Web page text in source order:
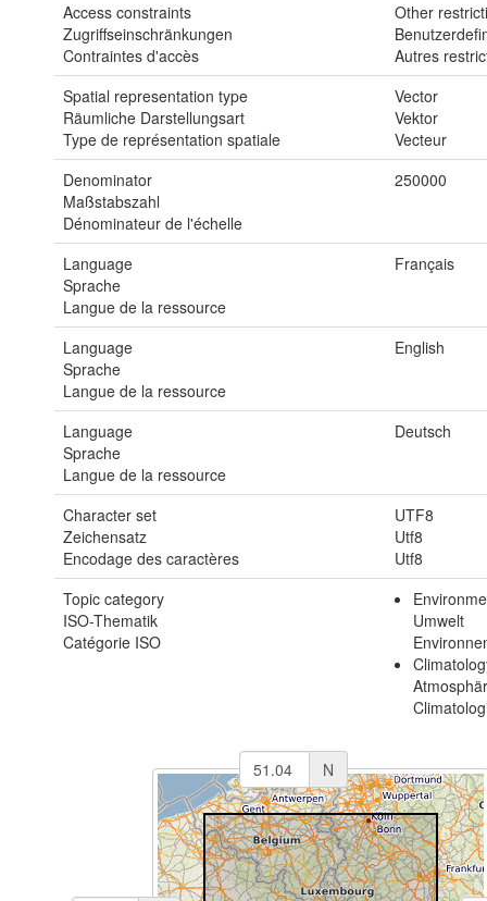
Access constraints
Zugriffseinschränkungen
Contraintes d'accès
Other
Autres
Spatial representation type
Räumliche Darstellungsart
Type de représentation spatiale
Vector
Vektor
Vecteur
Denominator
Maßstabszahl
Dénominateur de l'échelle
250000
Language
Sprache
Langue de la ressource
Français
Language
Sprache
Langue de la ressource
English
Language
Sprache
Langue de la ressource
Deutsch
Character set
Zeichensatz
Encodage des caractères
UTF8
Utf8
Utf8
Topic category
ISO-Thematik
Catégorie ISO
Umwelt
N